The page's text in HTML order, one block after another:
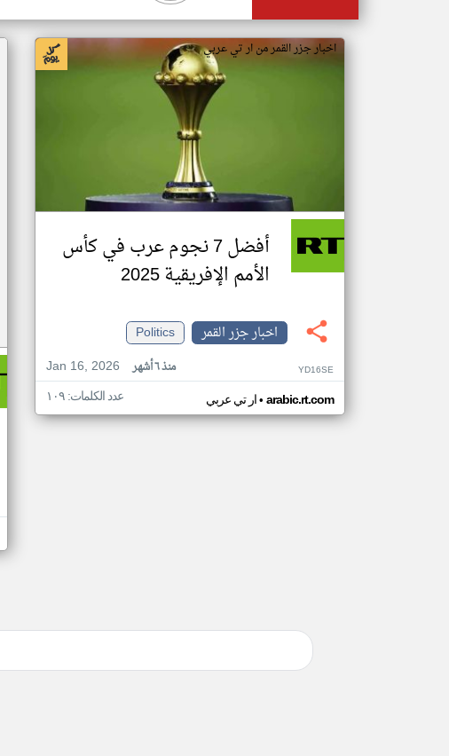
اخبار جزر القمر من ار تي عربي
أفضل 7 نجوم عرب في كأس
الأمم الإفريقية 2025
اخبار جزر القمر
Politics
Jan 16, 2026
منذ ٦ أشهر YD16SE
ار تي عربي• arabic.rt.com عدد الكلمات: ١٠٩